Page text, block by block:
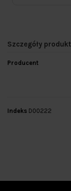
Szczegóły
Producent
Indeks D00222